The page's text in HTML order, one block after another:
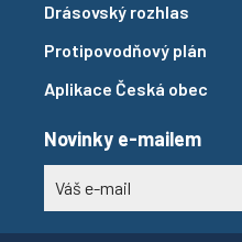
Drásovský rozhlas
Protipovodňový plán
Aplikace Česká obec
Novinky e-mailem